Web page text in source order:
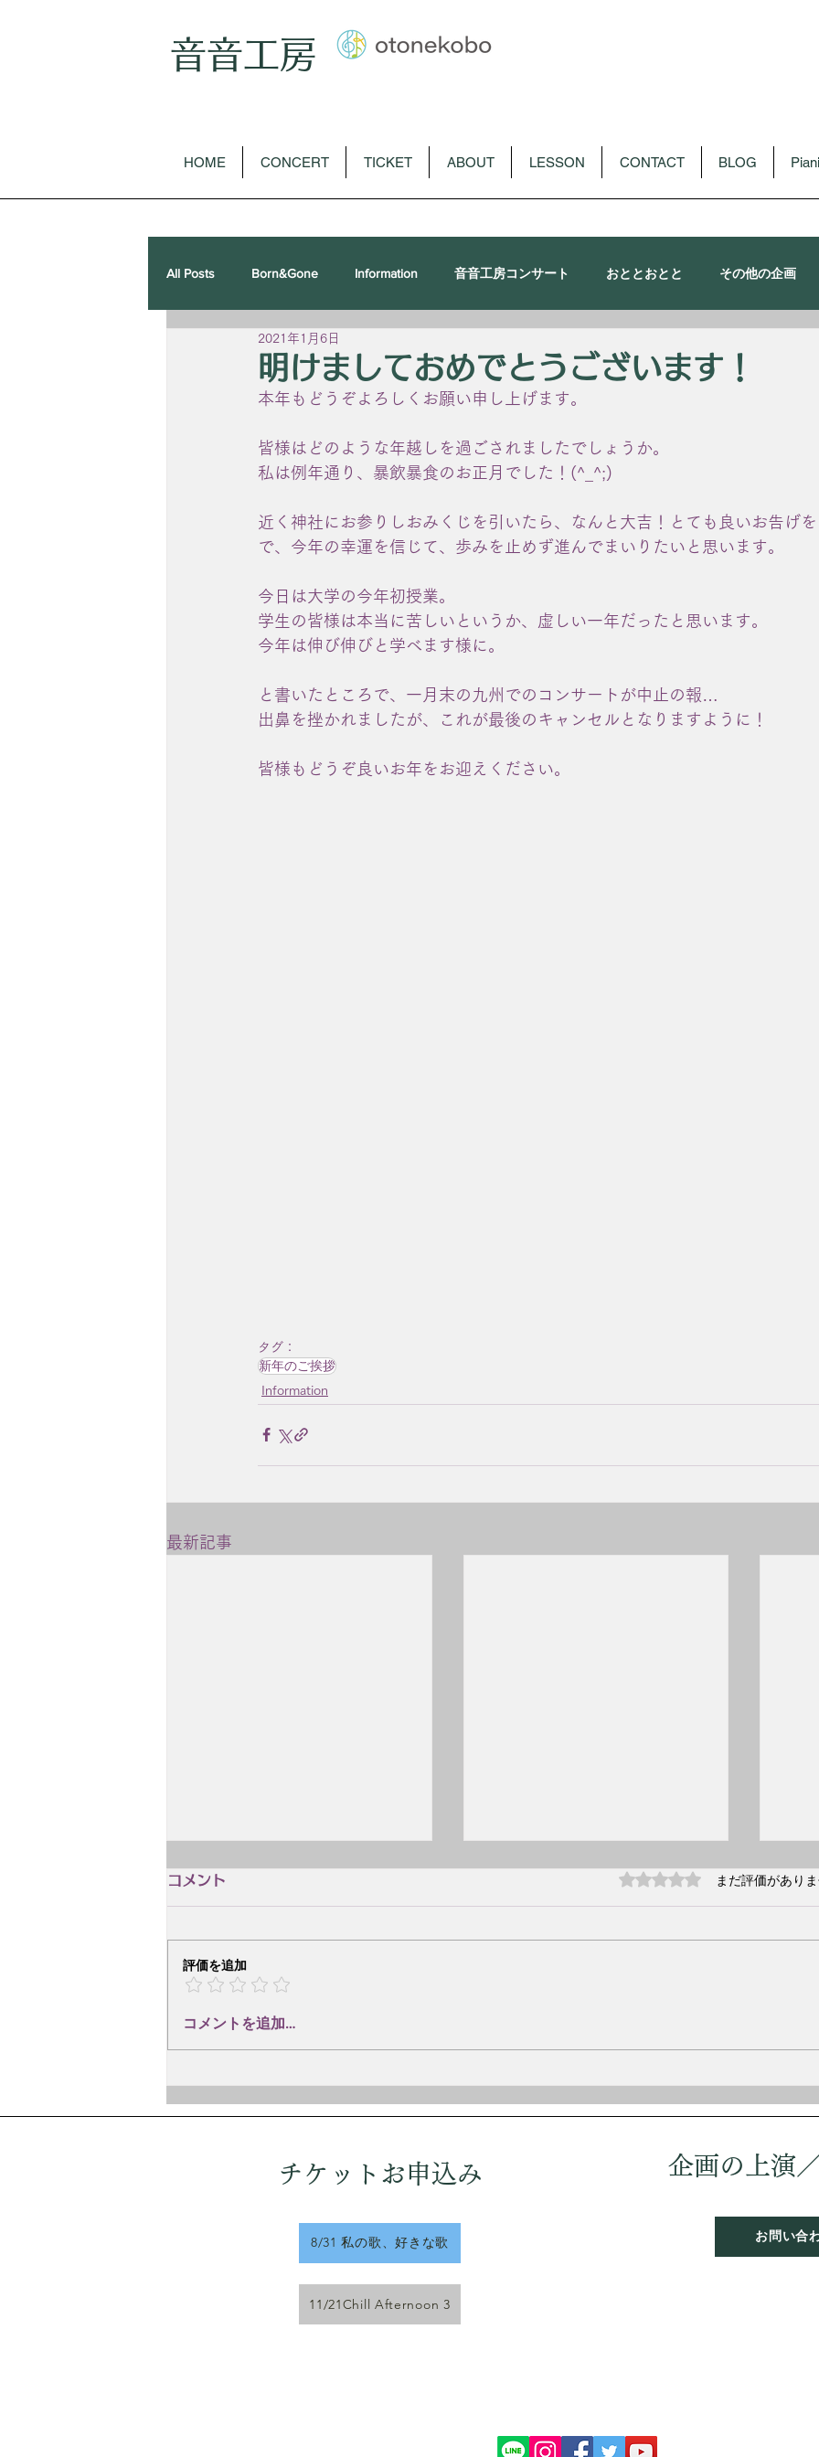
音音工房
HOME CONCERT TICKET ABOUT LESSON CONTACT BLOG
All Posts Born&Gone Information 音音工房コンサート おととおとと その他の企画
オペラ
明けましておめでとうございます！
2021年1月6日
本年もどうぞよろしくお願い申し上げます。
皆様はどのような年越しを過ごされましたでしょうか。
私は例年通り、暴飲暴食のお正月でした！(^_^;)
近く神社にお参りしおみくじを引いたら、なんと大吉！とても良いお告げ
で、今年の幸運を信じて、歩みを止めず進んでまいりたいと思います。
今日は大学の今年初授業。
学生の皆様は本当に苦しいというか、虚しい一年だったと思います。
今年は伸び伸びと学べます様に。
と書いたところで、一月末の九州でのコンサートが中止の報…
出鼻を挫かれましたが、これが最後のキャンセルとなりますように！
皆様もどうぞ良いお年をお迎えください。
タグ：
新年のご挨拶
Information
最新記事
2026.11.21(土)14:00〜
コメント 5つ星のうち0と評価されて
まだ評価があり
評価を追加
コメントを追加…
チケットお申込み
8/31 私の歌、好きな歌
企画の上演
お問い合
11/21Chill Afternoon 3